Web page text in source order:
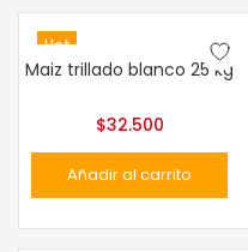
Hot
Maiz trillado blanco 25 kg
$32.500
Añadir al carrito